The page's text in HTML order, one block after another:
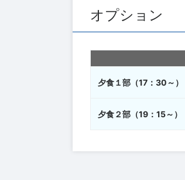
オプション
夕食１部（17：30～）
夕食２部（19：15～）